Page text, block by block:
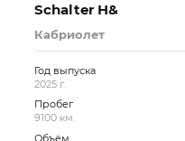
Schalter H&
Кабриолет
Год выпуска
2025 г.
Пробег
9100 км.
Объём